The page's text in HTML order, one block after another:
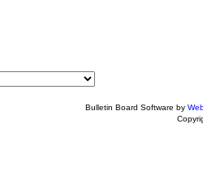
Bulletin Board Software by